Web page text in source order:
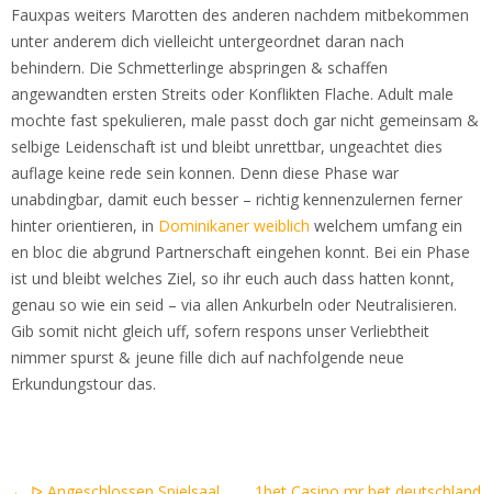
Fauxpas weiters Marotten des anderen nachdem mitbekommen
unter anderem dich vielleicht untergeordnet daran nach
behindern. Die Schmetterlinge abspringen & schaffen
angewandten ersten Streits oder Konflikten Flache. Adult male
mochte fast spekulieren, male passt doch gar nicht gemeinsam &
selbige Leidenschaft ist und bleibt unrettbar, ungeachtet dies
auflage keine rede sein konnen. Denn diese Phase war
unabdingbar, damit euch besser – richtig kennenzulernen ferner
hinter orientieren, in Dominikaner weiblich welchem umfang ein
en bloc die abgrund Partnerschaft eingehen konnt. Bei ein Phase
ist und bleibt welches Ziel, so ihr euch auch dass hatten konnt,
genau so wie ein seid – via allen Ankurbeln oder Neutralisieren.
Gib somit nicht gleich uff, sofern respons unser Verliebtheit
nimmer spurst & jeune fille dich auf nachfolgende neue
Erkundungstour das.